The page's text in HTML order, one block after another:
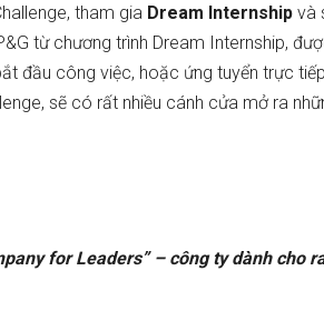
tham gia Dream Internship và
từ chương trình Dream Internship,
đầu công việc, hoặc ứng tuyển trực tiếp
sẽ có rất nhiều cánh cửa mở ra
for Leaders” – công ty dành cho